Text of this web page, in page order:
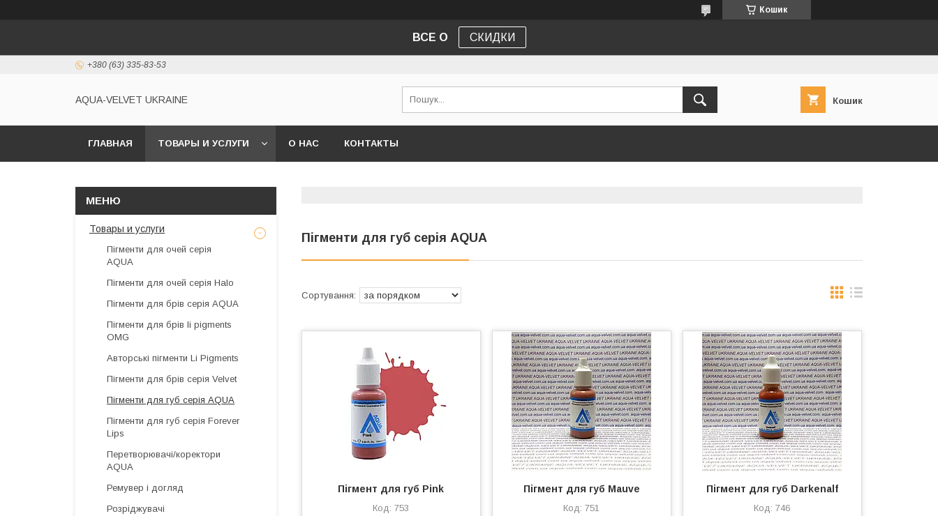
Кошик
ВСЕ О СКИДКИ
+380 (63) 335-83-53
AQUA-VELVET UKRAINE Кошик
ГЛАВНАЯ ТОВАРЫ И УСЛУГИ О НАС КОНТАКТЫ
Пігменти для губ серія AQUA
Пігмент для губ Pink
753
Пігмент для губ Mauve
751
Пігмент для губ Darkenalf
746
Товары и услуги
Пігменти для очей серія
AQUA
Пігменти для очей серія Halo
Пігменти для брів серія AQUA
Пігменти для брів li pigments
OMG
Авторські пігменти Li Pigments
Пігменти для брів серія Velvet
Пігменти для губ серія AQUA
Пігменти для губ серія Forever
Lips
Перетворювачі/коректори
AQUA
Ремувер і догляд
Розріджувачі